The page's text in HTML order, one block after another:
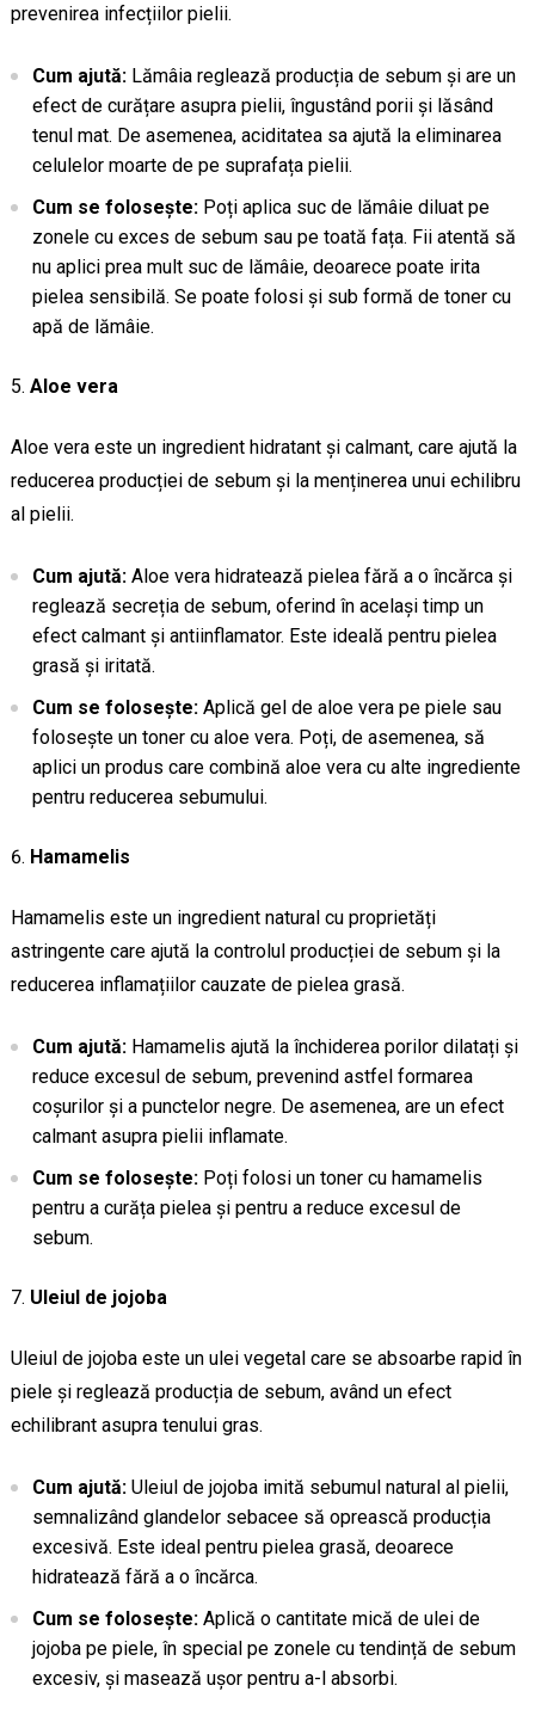
prevenirea infecțiilor pielii.
Cum ajută:Lămâia reglează producția de sebum și are un
efect de curățare asupra pielii, îngustând porii și lăsând
tenul mat. De asemenea, aciditatea sa ajută la eliminarea
celulelor moarte de pe suprafața pielii.
Cum se folosește:Poți aplica suc de lămâie diluat pe
zonele cu exces de sebum sau pe toată fața. Fii atentă să
nu aplici prea mult suc de lămâie, deoarece poate irita
pielea sensibilă. Se poate folosi și sub formă de toner cu
apă de lămâie.
Aloe vera
Aloe vera este un ingredient hidratant și calmant, care ajută la
reducerea producției de sebum și la menținerea unui echilibru
al pielii.
Cum ajută:Aloe vera hidratează pielea fără a o încărca și
reglează secreția de sebum, oferind în același timp un
efect calmant și antiinflamator. Este ideală pentru pielea
grasă și iritată.
Cum se folosește:Aplică gel de aloe vera pe piele sau
folosește un toner cu aloe vera. Poți, de asemenea, să
aplici un produs care combină aloe vera cu alte ingrediente
pentru reducerea sebumului.
Hamamelis
Hamamelis este un ingredient natural cu proprietăți
astringente care ajută la controlul producției de sebum și la
reducerea inflamațiilor cauzate de pielea grasă.
Cum ajută:Hamamelis ajută la închiderea porilor dilatați și
reduce excesul de sebum, prevenind astfel formarea
coșurilor și a punctelor negre. De asemenea, are un efect
calmant asupra pielii inflamate.
Cum se folosește:Poți folosi un toner cu hamamelis
pentru a curăța pielea și pentru a reduce excesul de
sebum.
Uleiul de jojoba
Uleiul de jojoba este un ulei vegetal care se absoarbe rapid în
piele și reglează producția de sebum, având un efect
echilibrant asupra tenului gras.
Cum ajută:Uleiul de jojoba imită sebumul natural al pielii,
semnalizând glandelor sebacee să oprească producția
excesivă. Este ideal pentru pielea grasă, deoarece
hidratează fără a o încărca.
Cum se folosește:Aplică o cantitate mică de ulei de
jojoba pe piele, în special pe zonele cu tendință de sebum
excesiv, și masează ușor pentru a-l absorbi.